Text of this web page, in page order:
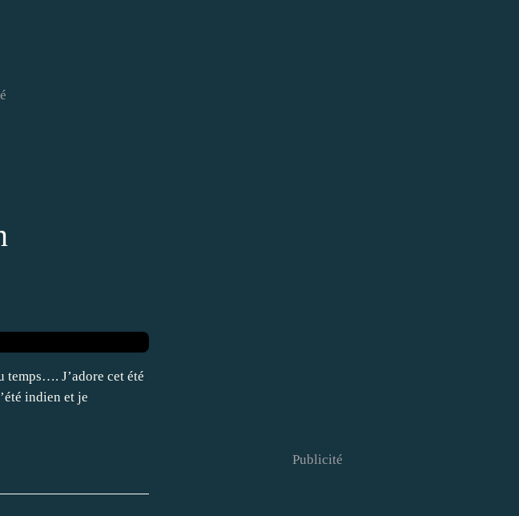
temps…. J’adore cet été
indien et je
Publicité